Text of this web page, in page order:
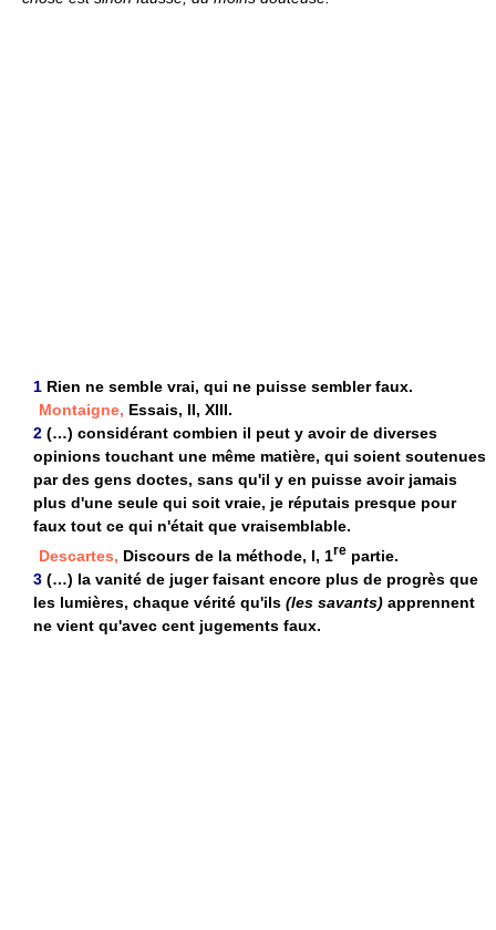
1 Rien ne semble vrai, qui ne puisse sembler faux.
Montaigne, Essais, II, XIII.
2 (…) considérant combien il peut y avoir de diverses
opinions touchant une même matière, qui soient soutenues
par des gens doctes, sans qu'il y en puisse avoir jamais
plus d'une seule qui soit vraie, je réputais presque pour
faux tout ce qui n'était que vraisemblable.
Descartes, Discours de la méthode, I, 1re partie.
3 (…) la vanité de juger faisant encore plus de progrès que
les lumières, chaque vérité qu'ils (les savants) apprennent
ne vient qu'avec cent jugements faux.